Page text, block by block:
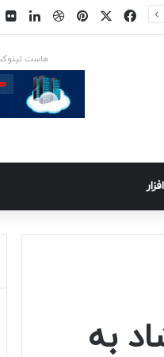
فیسبوک
ایکس پینتریستدریبببل
هاست
به